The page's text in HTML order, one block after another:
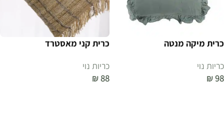
כרית מיקה מנטה
כריות נוי
₪98
כרית קני מאסטרד
כריות נוי
₪88